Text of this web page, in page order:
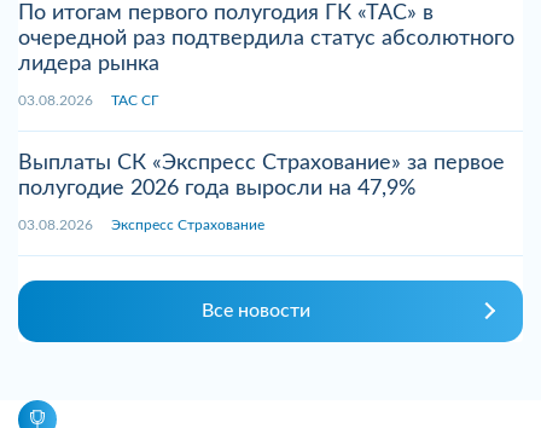
По итогам первого полугодия ГК «ТАС» в
очередной раз подтвердила статус абсолютного
лидера рынка
03.08.2026 ТАС СГ
Выплаты СК «Экспресс Страхование» за первое
полугодие 2026 года выросли на 47,9%
03.08.2026 Экспресс Страхование
Все новости